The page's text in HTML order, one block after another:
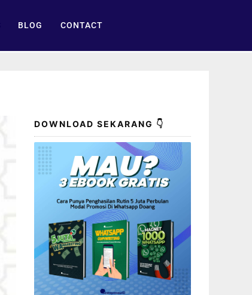
BLOG CONTACT
DOWNLOAD SEKARANG 👇